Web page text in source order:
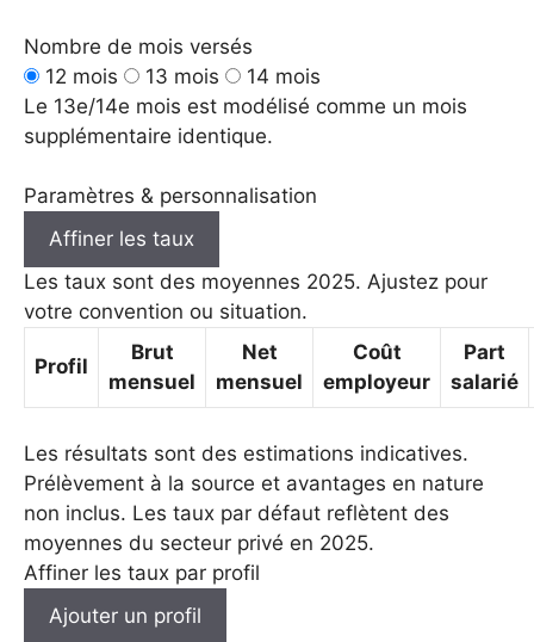
Nombre de mois versés
12 mois
13 mois
14 mois
Le 13e/14e mois est modélisé comme un mois
supplémentaire identique.
Paramètres & personnalisation
Affiner les taux
Les taux sont des moyennes 2025. Ajustez pour
votre convention ou situation.
Profil
Brut
mensuel
Net
mensuel
Coût
employeur
Part
salarié
Les résultats sont des estimations indicatives.
Prélèvement à la source et avantages en nature
non inclus. Les taux par défaut reflètent des
moyennes du secteur privé en 2025.
Affiner les taux par profil
Ajouter un profil